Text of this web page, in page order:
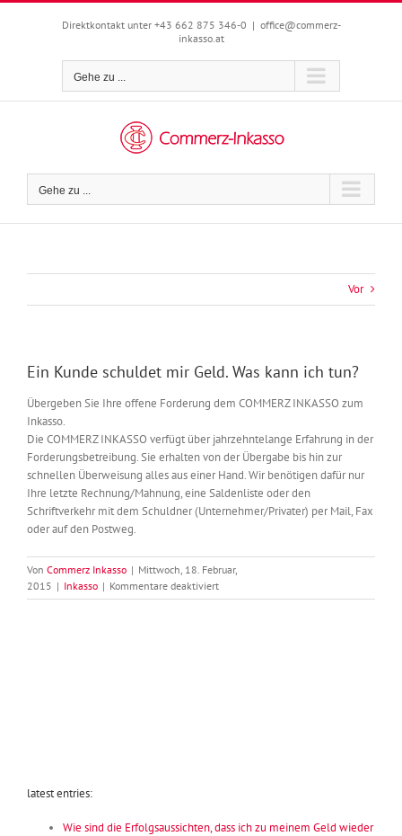
Zum
Direktkontakt unter +43 662 875 346-0 | office@commerz-
inkasso.at
Gehe zu ...
Gehe zu ...
Vor
Ein Kunde schuldet mir Geld. Was kann ich tun?
Übergeben Sie Ihre offene Forderung dem COMMERZ INKASSO zum
Inkasso.
Die COMMERZ INKASSO verfügt über jahrzehntelange Erfahrung in der
Forderungsbetreibung. Sie erhalten von der Übergabe bis hin zur
schnellen Überweisung alles aus einer Hand. Wir benötigen dafür nur
Ihre letzte Rechnung/Mahnung, eine Saldenliste oder den
Schriftverkehr mit dem Schuldner (Unternehmer/Privater) per Mail, Fax
oder auf den Postweg.
Von Commerz Inkasso | Mittwoch, 18. Februar,
2015 | Inkasso | Kommentare deaktiviertfür
Ein
latest entries:
Wie sind die Erfolgsaussichten, dass ich zu meinem Geld wieder